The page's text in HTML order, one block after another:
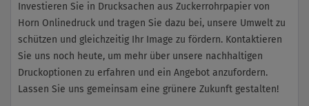
Investieren Sie in Drucksachen aus Zuckerrohrpapier von
Horn Onlinedruck und tragen Sie dazu bei, unsere Umwelt zu
schützen und gleichzeitig Ihr Image zu fördern. Kontaktieren
Sie uns noch heute, um mehr über unsere nachhaltigen
Druckoptionen zu erfahren und ein Angebot anzufordern.
Lassen Sie uns gemeinsam eine grünere Zukunft gestalten!